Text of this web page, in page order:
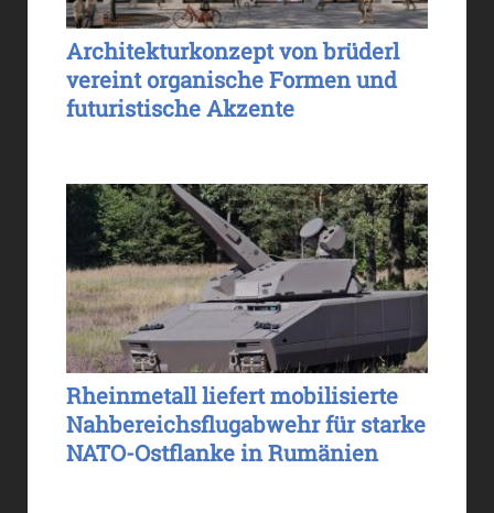
Architekturkonzept von brüderl
vereint organische Formen und
futuristische Akzente
Rheinmetall liefert mobilisierte
Nahbereichsflugabwehr für starke
NATO-Ostflanke in Rumänien